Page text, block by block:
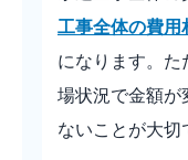
工事全体の費用
になります。た
場状況で金額が
ないことが大切